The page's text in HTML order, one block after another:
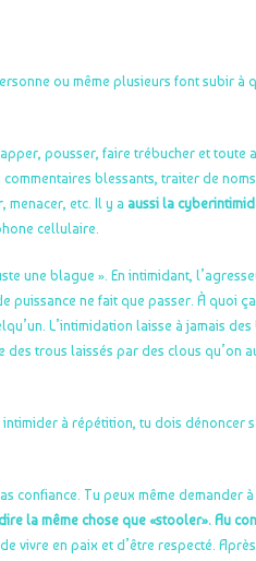
ou même plusieurs font subir à
pousser, faire trébucher et toute
commentaires blessants, traiter de
menacer, etc. Il y a aussi la
cellulaire.
une blague ». En intimidant,
puissance ne fait que passer. À quoi
L’intimidation laisse à jamais
des trous laissés par des clous qu’on
intimider à répétition, tu dois dénoncer
confiance. Tu peux même demander à
la même chose que «stooler». Au
vivre en paix et d’être respecté.